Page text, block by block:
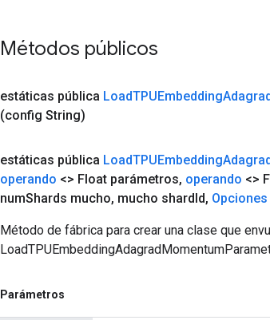
Métodos públicos
estáticas pública LoadTPUEmbedding
(config String)
estáticas pública LoadTPUEmbedding
operando <> Float parámetros, operando <>
numShards mucho, mucho shardId, Opciones
Método de fábrica para crear una clase que
Parámetros